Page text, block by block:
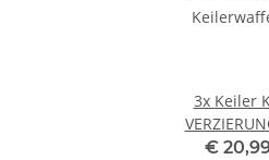
3x Keiler
Keilerwaffen
€